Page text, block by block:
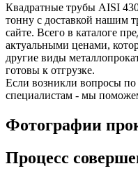
Квадратные трубы AISI
тонну с доставкой нашим
сайте. Всего в каталоге
актуальными ценами,
другие виды
готовы к отгрузке.
Если возникли вопросы
специалистам - мы
Фотографии
Процесс